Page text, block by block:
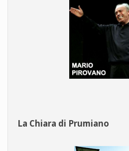
La Chiara di Prumiano